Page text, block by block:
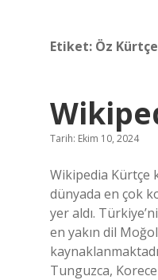
Etiket: Öz
Tarih: Ekim 10, 2024
Wikipedia Kürtçe
dünyada en çok
yer aldı.
en yakın dil
Tunguzca,